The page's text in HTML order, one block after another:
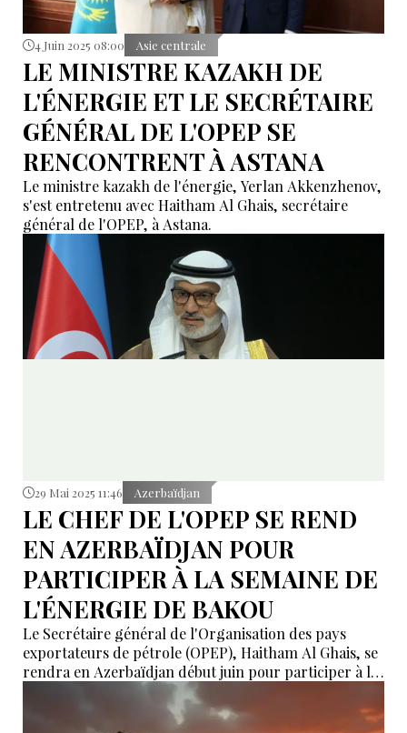
4 Juin 2025 08:00 Asie centrale
LE MINISTRE KAZAKH DE
L'ÉNERGIE ET LE SECRÉTAIRE
GÉNÉRAL DE L'OPEP SE
RENCONTRENT À ASTANA
Le ministre kazakh de l'énergie, Yerlan Akkenzhenov,
s'est entretenu avec Haitham Al Ghais, secrétaire
général de l'OPEP, à Astana.
29 Mai 2025 11:46 Azerbaïdjan
LE CHEF DE L'OPEP SE REND
EN AZERBAÏDJAN POUR
PARTICIPER À LA SEMAINE DE
L'ÉNERGIE DE BAKOU
Le Secrétaire général de l'Organisation des pays
exportateurs de pétrole (OPEP), Haitham Al Ghais, se
rendra en Azerbaïdjan début juin pour participer à la
Semaine de l'énergie de Bakou.